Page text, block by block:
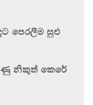
පෙරලීම සුළු
නිකුත් කෙරේ